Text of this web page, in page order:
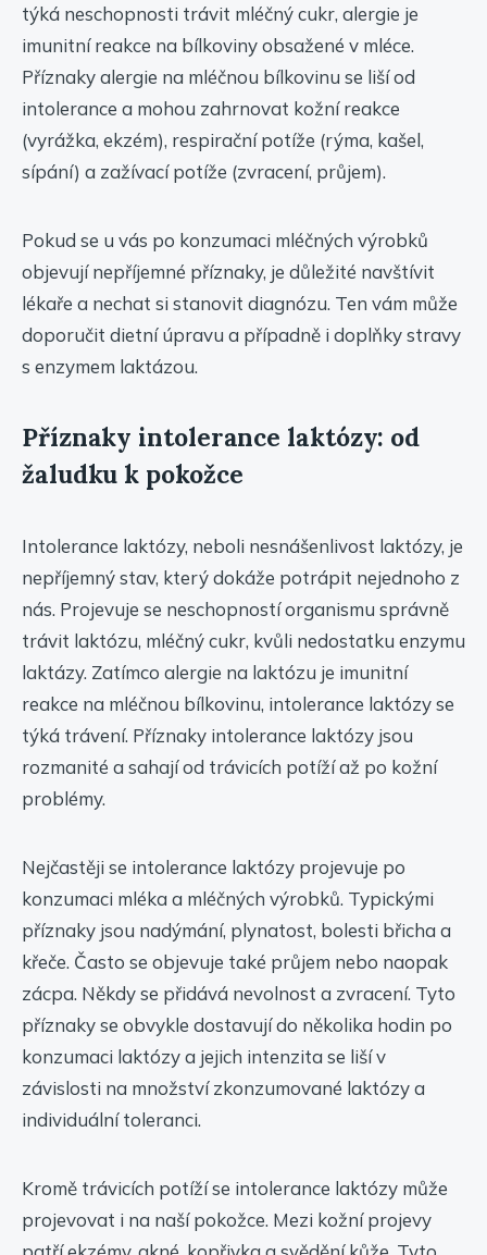
týká neschopnosti trávit mléčný cukr, alergie je
imunitní reakce na bílkoviny obsažené v mléce.
Příznaky alergie na mléčnou bílkovinu se liší od
intolerance a mohou zahrnovat kožní reakce
(vyrážka, ekzém), respirační potíže (rýma, kašel,
sípání) a zažívací potíže (zvracení, průjem).
Pokud se u vás po konzumaci mléčných výrobků
objevují nepříjemné příznaky, je důležité navštívit
lékaře a nechat si stanovit diagnózu. Ten vám může
doporučit dietní úpravu a případně i doplňky stravy
s enzymem laktázou.
Příznaky intolerance laktózy: od
žaludku k pokožce
Intolerance laktózy, neboli nesnášenlivost laktózy, je
nepříjemný stav, který dokáže potrápit nejednoho z
nás. Projevuje se neschopností organismu správně
trávit laktózu, mléčný cukr, kvůli nedostatku enzymu
laktázy. Zatímco alergie na laktózu je imunitní
reakce na mléčnou bílkovinu, intolerance laktózy se
týká trávení. Příznaky intolerance laktózy jsou
rozmanité a sahají od trávicích potíží až po kožní
problémy.
Nejčastěji se intolerance laktózy projevuje po
konzumaci mléka a mléčných výrobků. Typickými
příznaky jsou nadýmání, plynatost, bolesti břicha a
křeče. Často se objevuje také průjem nebo naopak
zácpa. Někdy se přidává nevolnost a zvracení. Tyto
příznaky se obvykle dostavují do několika hodin po
konzumaci laktózy a jejich intenzita se liší v
závislosti na množství zkonzumované laktózy a
individuální toleranci.
Kromě trávicích potíží se intolerance laktózy může
projevovat i na naší pokožce. Mezi kožní projevy